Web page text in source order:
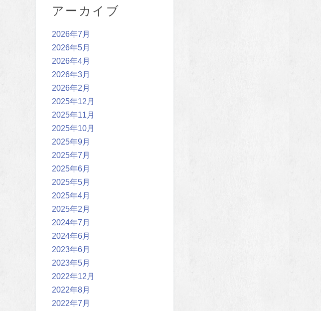
アーカイブ
2026年7月
2026年5月
2026年4月
2026年3月
2026年2月
2025年12月
2025年11月
2025年10月
2025年9月
2025年7月
2025年6月
2025年5月
2025年4月
2025年2月
2024年7月
2024年6月
2023年6月
2023年5月
2022年12月
2022年8月
2022年7月